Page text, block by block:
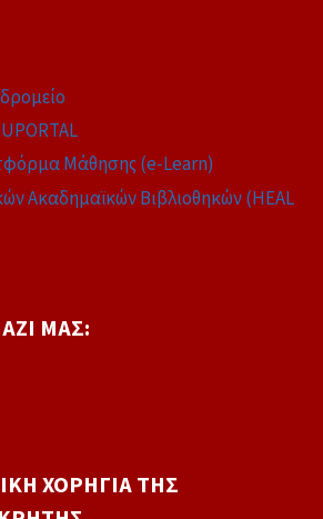
Μάθησης (e-Learn)
Ακαδημαϊκών Βιβλιοθηκών (HEAL
ΜΑΣ:
ΧΟΡΗΓΊΑ ΤΗΣ